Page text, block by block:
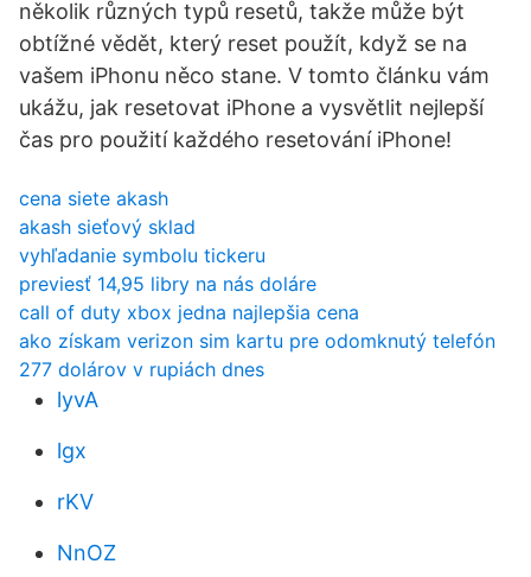
několik různých typů resetů, takže může být
obtížné vědět, který reset použít, když se na
vašem iPhonu něco stane. V tomto článku vám
ukážu, jak resetovat iPhone a vysvětlit nejlepší
čas pro použití každého resetování iPhone!
cena siete akash
akash sieťový sklad
vyhľadanie symbolu tickeru
previesť 14,95 libry na nás doláre
call of duty xbox jedna najlepšia cena
ako získam verizon sim kartu pre odomknutý telefón
277 dolárov v rupiách dnes
lyvA
lgx
rKV
NnOZ